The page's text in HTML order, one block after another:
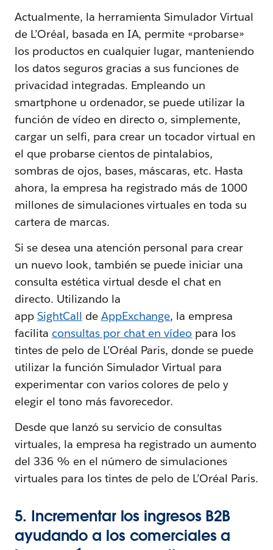
Actualmente, la herramienta Simulador Virtual
de L’Oréal, basada en IA, permite «probarse»
los productos en cualquier lugar, manteniendo
los datos seguros gracias a sus funciones de
privacidad integradas. Empleando un
smartphone u ordenador, se puede utilizar la
función de vídeo en directo o, simplemente,
cargar un selfi, para crear un tocador virtual en
el que probarse cientos de pintalabios,
sombras de ojos, bases, máscaras, etc. Hasta
ahora, la empresa ha registrado más de 1000
millones de simulaciones virtuales en toda su
cartera de marcas.
Si se desea una atención personal para crear
un nuevo look, también se puede iniciar una
consulta estética virtual desde el chat en
directo. Utilizando la
app SightCall de AppExchange, la empresa
facilita consultas por chat en vídeo para los
tintes de pelo de L’Oréal Paris, donde se puede
utilizar la función Simulador Virtual para
experimentar con varios colores de pelo y
elegir el tono más favorecedor.
Desde que lanzó su servicio de consultas
virtuales, la empresa ha registrado un aumento
del 336 % en el número de simulaciones
virtuales para los tintes de pelo de L’Oréal Paris.
5. Incrementar los ingresos B2B
ayudando a los comerciales a